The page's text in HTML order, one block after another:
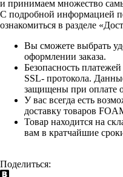
и принимаем множество
С подробной информацией
ознакомиться в разделе
Вы сможете выбрать
оформлении заказа.
Безопасность
SSL- протокола.
защищены при оплате
У вас всегда есть
доставку товаров
Товар находится на
вам в кратчайшие
Поделиться: